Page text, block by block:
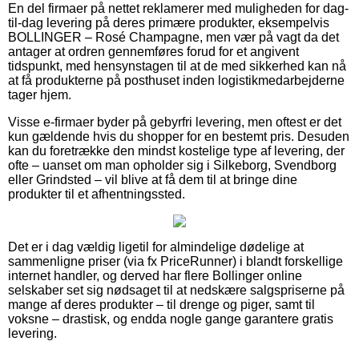
En del firmaer på nettet reklamerer med muligheden for dag-
til-dag levering på deres primære produkter, eksempelvis
BOLLINGER – Rosé Champagne, men vær på vagt da det
antager at ordren gennemføres forud for et angivent
tidspunkt, med hensynstagen til at de med sikkerhed kan nå
at få produkterne på posthuset inden logistikmedarbejderne
tager hjem.
Visse e-firmaer byder på gebyrfri levering, men oftest er det
kun gældende hvis du shopper for en bestemt pris. Desuden
kan du foretrække den mindst kostelige type af levering, der
ofte – uanset om man opholder sig i Silkeborg, Svendborg
eller Grindsted – vil blive at få dem til at bringe dine
produkter til et afhentningssted.
Det er i dag vældig ligetil for almindelige dødelige at
sammenligne priser (via fx PriceRunner) i blandt forskellige
internet handler, og derved har flere Bollinger online
selskaber set sig nødsaget til at nedskære salgspriserne på
mange af deres produkter – til drenge og piger, samt til
voksne – drastisk, og endda nogle gange garantere gratis
levering.